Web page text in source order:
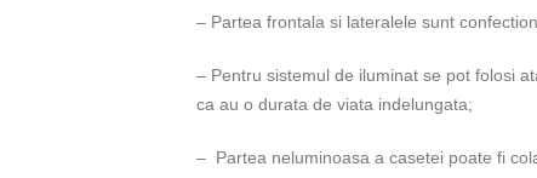
– Partea frontala si lateralele sunt
– Pentru sistemul de iluminat se pot folosi
ca au o durata de viata indelungata;
– Partea neluminoasa a casetei poate fi